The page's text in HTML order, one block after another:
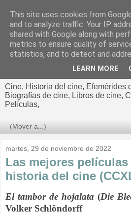
El cultural
Cine, Historia del cine, Efemérides
Biografías de cine, Libros de cine,
Películas,
martes, 29 de noviembre de 2022
Las mejores
historia del cine
El tambor de hojalata (Die
Volker Schlöndorff
This site uses cookies from
and to analyze traffic. Your IP
shared with Google along with
metrics to ensure quality of
statistics, and to detect and
LEARN MORE